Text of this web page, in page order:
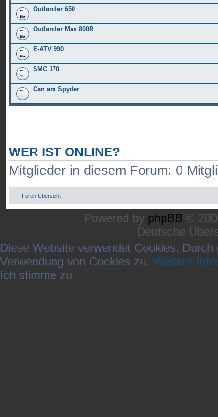
Outlander 650
Outlander Max 800R
E-ATV 990
SMC 170
Can am Spyder
WER IST ONLINE?
Mitglieder in diesem Forum: 0
Foren-Übersicht
Powered by phpBB ©
Deutsche
Diese Website verwendet Cookies.
Verwendung von Cookies zu. Weitere
Ich stimme zu